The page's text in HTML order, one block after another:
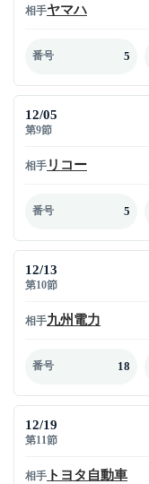
相手ヤマハ
番号 5
12/05
第9節
相手 リコー
番号 5
12/13
第10節
相手九州電力
番号 18
12/19
第11節
相手 トヨタ自動車